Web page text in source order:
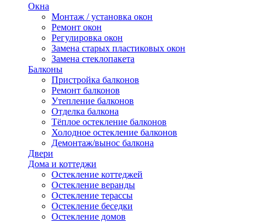
Окна
Монтаж / установка окон
Ремонт окон
Регулировка окон
Замена старых пластиковых окон
Замена стеклопакета
Балконы
Пристройка балконов
Ремонт балконов
Утепление балконов
Отделка балкона
Тёплое остекление балконов
Холодное остекление балконов
Демонтаж/вынос балкона
Двери
Дома и коттеджи
Остекление коттеджей
Остекление веранды
Остекление терассы
Остекление беседки
Остекление домов